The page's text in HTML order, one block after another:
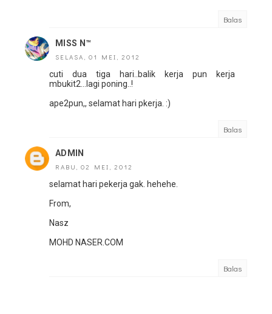
Balas
MISS N™
SELASA, 01 MEI, 2012
cuti dua tiga hari..balik kerja pun kerja
mbukit2...lagi poning..!
ape2pun,, selamat hari pkerja. :)
Balas
ADMIN
RABU, 02 MEI, 2012
selamat hari pekerja gak. hehehe.
From,
Nasz
MOHD NASER.COM
Balas